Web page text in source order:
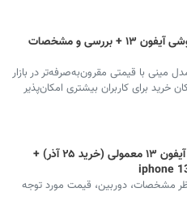
قیمت گوشی آیفون ۱۳ + بررسی و مشخصات
مدل مینی با قیمتی مقرون‌به‌صرفه‌تر در بازار
خرید برای کاربران بیشتری امکان‌پذیر
قیمت آیفون ۱۳ معمولی (خرید ۲۵ آذر) +
آیفون ۱۳ از نظر مشخصات، دوربین، قیمت مورد توجه